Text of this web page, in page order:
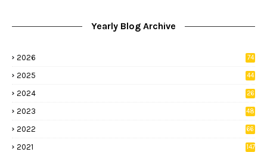
Yearly Blog Archive
2026
74
2025
44
2024
26
2023 48
2022
66
2021
147